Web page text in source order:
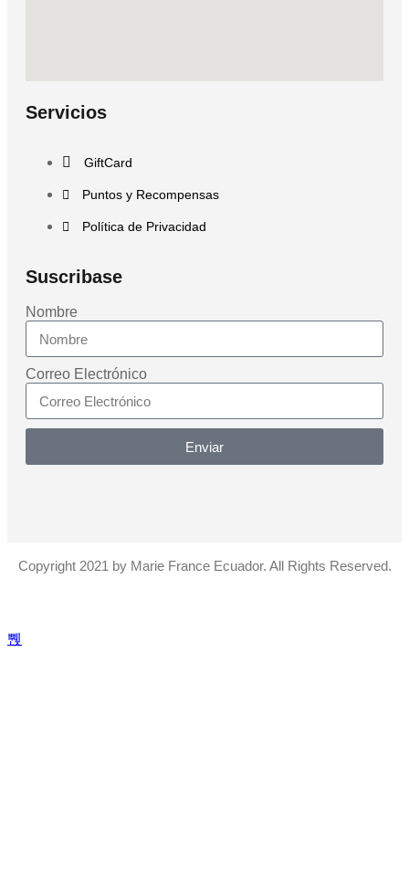
Servicios
GiftCard
Puntos y Recompensas
Política de Privacidad
Suscribase
Nombre
Correo Electrónico
Enviar
Copyright 2021 by Marie France Ecuador. All Rights Reserved.